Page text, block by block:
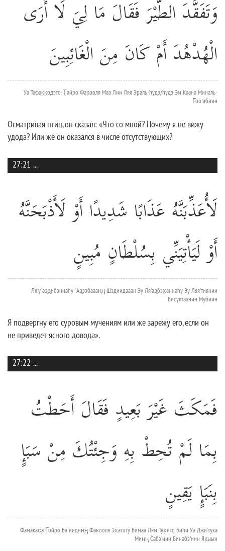
وَتَفَقَّدَ الطَّيْرَ فَقَالَ مَا لِيَ لَا أَرَى
الْهُدْهُدَ أَمْ كَانَ مِنَ الْغَائِبِينَ
Уа Тафак̣к̣одэто-Ţайро Фак̣ооля Маа Лии Ляя Эрáль-hудэ/hудэ Эм Каана Миналь-
Г̣оо'ибиин
Осматривая птиц, он сказал: «Что со мной? Почему я не вижу
удода? Или же он оказался в числе отсутствующих?
27:21 ...
لَأُعَذِّبَنَّهُ عَذَابًا شَدِيدًا أَوْ لَأَذْبَحَنَّهُ
أَوْ لَيَأْتِيَنِّي بِسُلْطَانٍ مُبِينٍ
Ля'у`аз̱з̱ибэннаhу `Аз̱ээбаааңң Шэдиидааан Эу Ля'аз̱бэх̣аннаhу Эу Ляя'тиянии
Бисултаанин Мубиин
Я подвергну его суровым мучениям или же зарежу его, если он
не приведет ясного довода».
27:22 ...
فَمَكَثَ غَيْرَ بَعِيدٍ فَقَالَ أَحَطْتُ
بِمَا لَمْ تُحِطْ بِهِ وَجِئْتُكَ مِنْ سَبَإٍ
بِنَبَإٍ يَقِينٍ
Фамакас̱а Г̣ойро Ба`иидиңң Фак̣ооля Эх̣атоту Бимаа Лям Тух̣ито Биhи Уа Джи'тука
Миңң Сабэ'иин Бинабэ'иин Як̣ыын